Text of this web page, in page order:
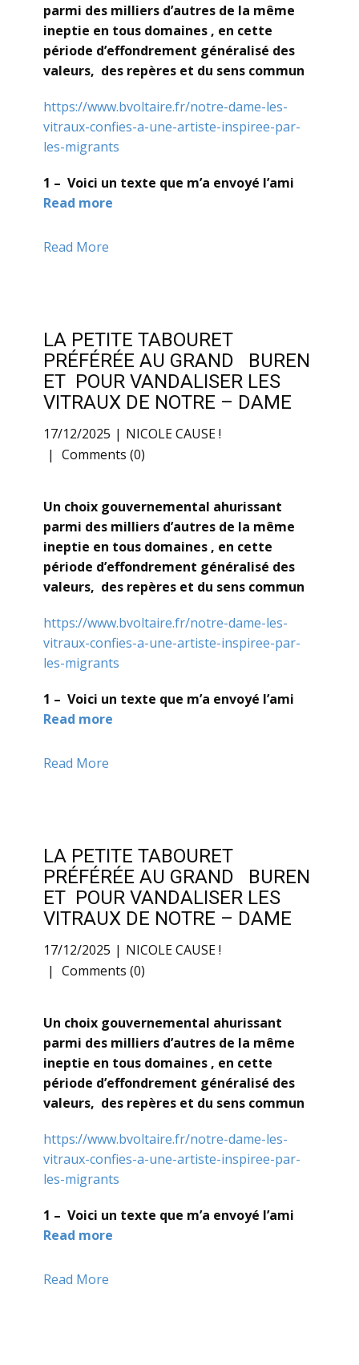
parmi des milliers d’autres de la même
ineptie en tous domaines , en cette
période d’effondrement généralisé des
valeurs, des repères et du sens commun
https://www.bvoltaire.fr/notre-dame-les-
vitraux-confies-a-une-artiste-inspiree-par-
les-migrants
1 – Voici un texte que m’a envoyé l’ami
Read more
Read More
LA PETITE TABOURET
PRÉFÉRÉE AU GRAND BUREN
ET POUR VANDALISER LES
VITRAUX DE NOTRE – DAME
17/12/2025
NICOLE CAUSE !
Comments (0)
Un choix gouvernemental ahurissant
parmi des milliers d’autres de la même
ineptie en tous domaines , en cette
période d’effondrement généralisé des
valeurs, des repères et du sens commun
https://www.bvoltaire.fr/notre-dame-les-
vitraux-confies-a-une-artiste-inspiree-par-
les-migrants
1 – Voici un texte que m’a envoyé l’ami
Read more
Read More
LA PETITE TABOURET
PRÉFÉRÉE AU GRAND BUREN
ET POUR VANDALISER LES
VITRAUX DE NOTRE – DAME
17/12/2025
NICOLE CAUSE !
Comments (0)
Un choix gouvernemental ahurissant
parmi des milliers d’autres de la même
ineptie en tous domaines , en cette
période d’effondrement généralisé des
valeurs, des repères et du sens commun
https://www.bvoltaire.fr/notre-dame-les-
vitraux-confies-a-une-artiste-inspiree-par-
les-migrants
1 – Voici un texte que m’a envoyé l’ami
Read more
Read More